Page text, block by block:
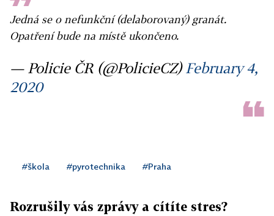
Jedná se o nefunkční (delaborovaný) granát.
Opatření bude na místě ukončeno.
— Policie ČR (@PolicieCZ) February 4,
2020
#škola #pyrotechnika #Praha
Rozrušily vás zprávy a cítíte stres?